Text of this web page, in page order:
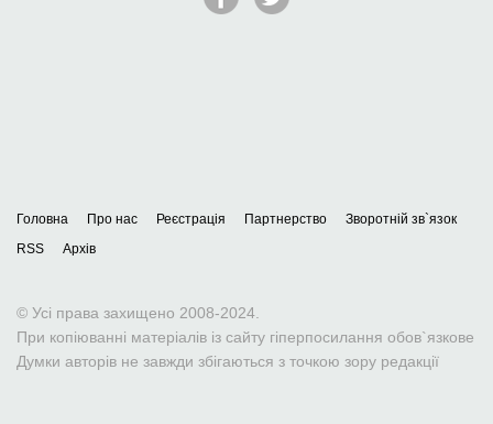
Головна Про нас Реєстрація Партнерство
Зворотній зв`язок
RSS
Архів
© Усі права захищено 2008-2024.
При копіюванні матеріалів із сайту гіперпосилання обов`язкове
Думки авторів не завжди збігаються з точкою зору редакції